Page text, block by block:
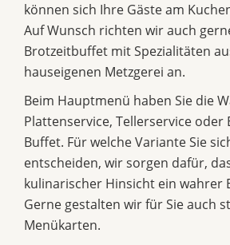
können sich Ihre Gäste am
Auf Wunsch richten wir auch
Brotzeitbuffet mit Spezialitäten
hauseigenen Metzgerei an.
Beim Hauptmenü haben Sie die
Plattenservice, Tellerservice oder
Buffet. Für welche Variante Sie
entscheiden, wir sorgen dafür,
kulinarischer Hinsicht ein wahrer
Gerne gestalten wir für Sie auch
Menükarten.